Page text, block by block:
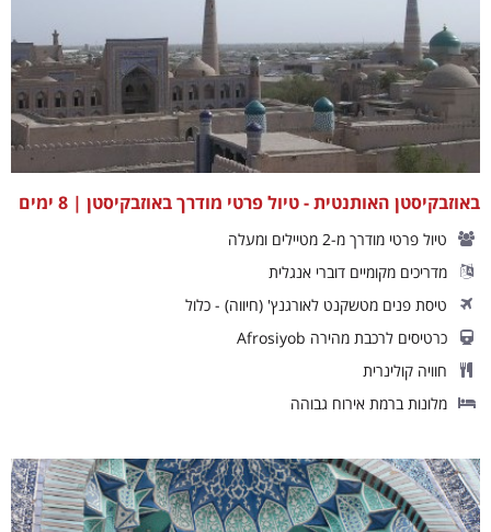
באוזבקיסטן האותנטית - טיול פרטי מודרך באוזבקיסטן | 8 ימים
טיול פרטי מודרך מ-2 מטיילים ומעלה
מדריכים מקומיים דוברי אנגלית
טיסת פנים מטשקנט לאורגנץ' (חיווה) - כלול
כרטיסים לרכבת מהירה Afrosiyob
חוויה קולינרית
מלונות ברמת אירוח גבוהה